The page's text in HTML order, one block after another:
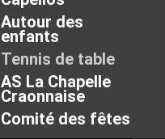
Autour des
enfants
Tennis de table
AS La Chapelle
Craonnaise
Comité des fêtes